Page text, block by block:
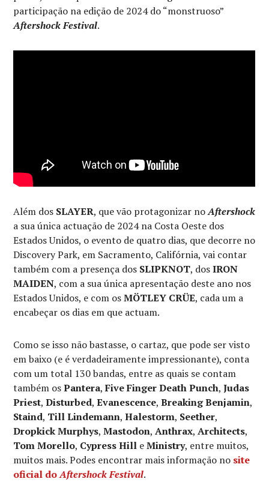
participação na edição de 2024 do “monstruoso”
Aftershock Festival.
Além dos SLAYER, que vão protagonizar noAftershock
a sua única actuação de 2024 na Costa Oeste dos
Estados Unidos, o evento de quatro dias, que decorre no
Discovery Park, em Sacramento, Califórnia, vai contar
também com a presença dos SLIPKNOT, dosIRON
MAIDEN, com a sua única apresentação deste ano nos
Estados Unidos, e com osMÖTLEY CRÜE, cada um a
encabeçar os dias em que actuam.
Como se isso não bastasse, o cartaz, que pode ser visto
em baixo (e é verdadeiramente impressionante), conta
com um total 130 bandas, entre as quais se contam
também osPantera,Five Finger Death Punch,Judas
Priest,Disturbed,Evanescence,Breaking Benjamin,
Staind, Till Lindemann,Halestorm, Seether,
Dropkick Murphys,Mastodon,Anthrax,Architects,
Tom Morello, Cypress Hill eMinistry, entre muitos,
muitos mais. Podes encontrar mais informação no site
oficial doAftershock Festival.